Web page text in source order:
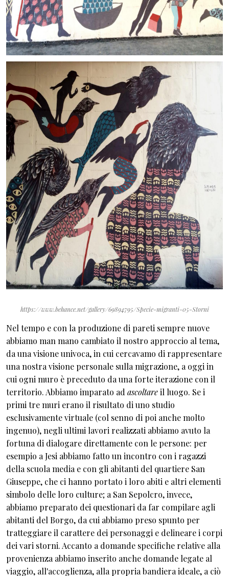
https://www.behance.net/gallery/69894795/Specie-migranti-05-Storni
Nel tempo e con la produzione di pareti sempre nuove
abbiamo man mano cambiato il nostro approccio al tema,
da una visione univoca, in cui cercavamo di rappresentare
una nostra visione personale sulla migrazione, a oggi in
cui ogni muro è preceduto da una forte iterazione con il
territorio. Abbiamo imparato ad ascoltareil luogo. Se i
primi tre muri erano il risultato di uno studio
esclusivamente virtuale (col senno di poi anche molto
ingenuo), negli ultimi lavori realizzati abbiamo avuto la
fortuna di dialogare direttamente con le persone: per
esempio a Jesi abbiamo fatto un incontro con i ragazzi
della scuola media e con gli abitanti del quartiere San
Giuseppe, che ci hanno portato i loro abiti e altri elementi
simbolo delle loro culture; a San Sepolcro, invece,
abbiamo preparato dei questionari da far compilare agli
abitanti del Borgo, da cui abbiamo preso spunto per
tratteggiare il carattere dei personaggi e delineare i corpi
dei vari storni. Accanto a domande specifiche relative alla
provenienza abbiamo inserito anche domande legate al
viaggio, all'accoglienza, alla propria bandiera ideale, a ciò